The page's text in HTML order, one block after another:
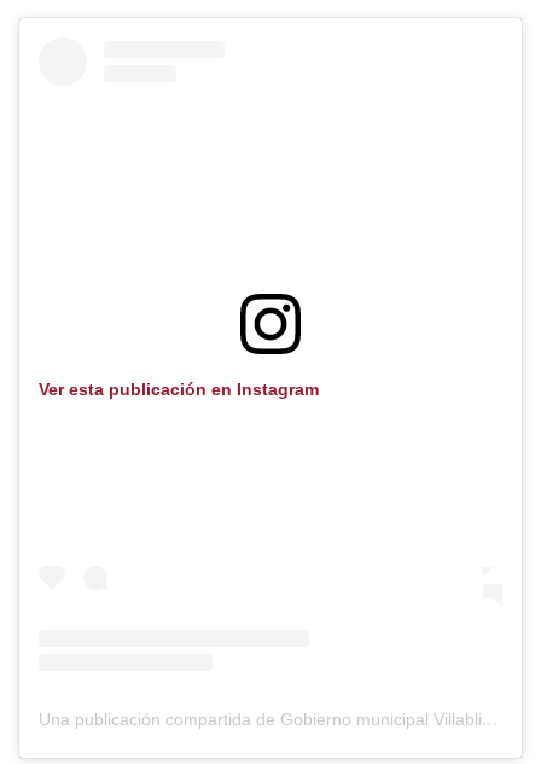
Ver esta publicación en Instagram
Una publicación compartida de Gobierno municipal Villablino (@gobiernomunicipalvillablino)